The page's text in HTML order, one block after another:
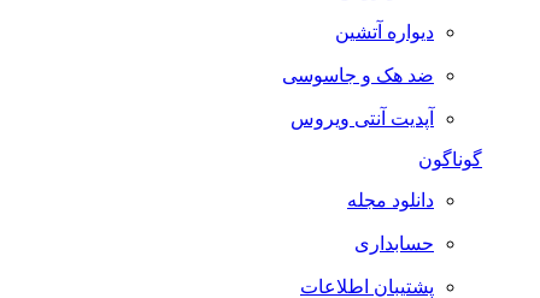
دیواره آتشین
ضد هک و جاسوسی
آپدیت آنتی ویروس
گوناگون
دانلود مجله
حسابداری
پشتیبان اطلاعات